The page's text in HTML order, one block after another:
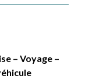
– Voyage –